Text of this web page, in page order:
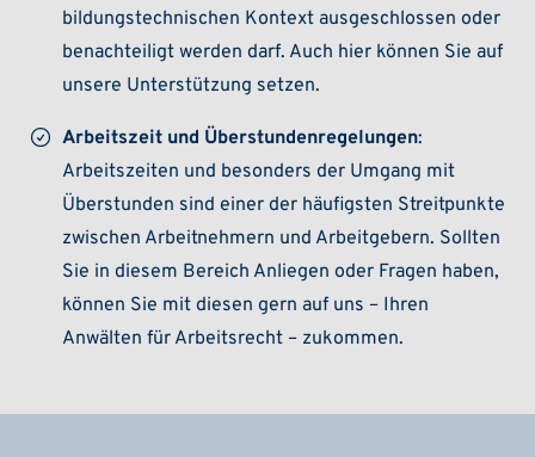
bildungstechnischen Kontext ausgeschlossen oder
benachteiligt werden darf. Auch hier können Sie auf
unsere Unterstützung setzen.
Arbeitszeit und Überstundenregelungen:
Arbeitszeiten und besonders der Umgang mit
Überstunden sind einer der häufigsten Streitpunkte
zwischen Arbeitnehmern und Arbeitgebern. Sollten
Sie in diesem Bereich Anliegen oder Fragen haben,
können Sie mit diesen gern auf uns – Ihren
Anwälten für Arbeitsrecht – zukommen.